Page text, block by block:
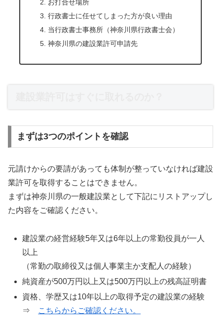
お打合せ場所
行政書士に任せてしまった方が良い理由
当行政書士事務所（神奈川県行政書士会）
神奈川県の建設業許可申請先
まずは3つのポイントを確認
元請けからの要請があっても体制が整っていなければ建設
業許可を取得することはできません。
まずは神奈川県の一般建設業として下記にリストアップし
た内容をご確認ください。
建設業の経営経験5年又は6年以上の常勤役員が一人
以上
（常勤の取締役又は個人事業主か支配人の経験）
純資産が500万円以上又は500万円以上の残高証明書
資格、学歴又は10年以上の取得予定の建設業の経験
⇒
こちらからご確認ください。